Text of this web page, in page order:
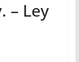
– Ley